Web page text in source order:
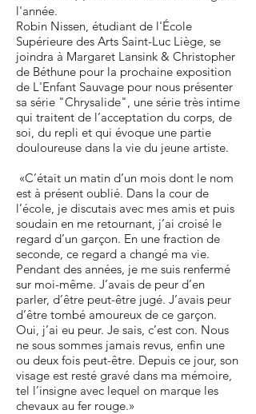
l'année.
Robin Nissen, étudiant de l'École
Supérieure des Arts Saint-Luc Liège, se
joindra à Margaret Lansink & Christopher
de Béthune pour la prochaine exposition
de L'Enfant Sauvage pour nous présenter
sa série "Chrysalide", une série très intime
qui traitent de l’acceptation du corps, de
soi, du repli et qui évoque une partie
douloureuse dans la vie du jeune artiste.
«C’était un matin d’un mois dont le nom
est à présent oublié. Dans la cour de
l’école, je discutais avec mes amis et puis
soudain en me retournant, j’ai croisé le
regard d’un garçon. En une fraction de
seconde, ce regard a changé ma vie.
Pendant des années, je me suis renfermé
sur moi-même. J’avais de peur d’en
parler, d’être peut-être jugé. J’avais peur
d’être tombé amoureux de ce garçon.
Oui, j’ai eu peur. Je sais, c’est con. Nous
ne sous sommes jamais revus, enfin une
ou deux fois peut-être. Depuis ce jour, son
visage est resté gravé dans ma mémoire,
tel l’insigne avec lequel on marque les
chevaux au fer rouge.»